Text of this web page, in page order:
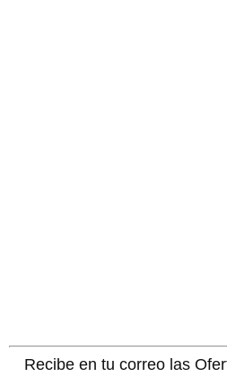
Recibe en tu correo las